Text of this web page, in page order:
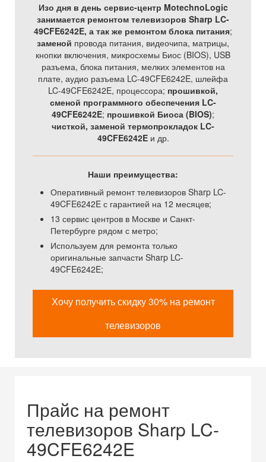
Изо дня в день сервис-центр MotechnoLogic
занимается ремонтом телевизоров Sharp LC-
49CFE6242E, а так же ремонтом блока питания;
заменой провода питания, видеочипа, матрицы,
кнопки включения, микросхемы Биос (BIOS), USB
разъема, блока питания, мелких элементов на
плате, аудио разъема LC-49CFE6242E, шлейфа
LC-49CFE6242E, процессора; прошивкой,
сменой программного обеспечения LC-
49CFE6242E; прошивкой Биоса (BIOS);
чисткой, заменой термопрокладок LC-
49CFE6242Eи др.
Наши преимущества:
Оперативный ремонт телевизоров Sharp LC-
49CFE6242E с гарантией на 12 месяцев;
13 сервис центров в Москве и Санкт-
Петербурге рядом с метро;
Используем для ремонта только
оригинальные запчасти Sharp LC-
49CFE6242E;
Хочу получить скидку 30% на ремонт
телевизоров
Прайс на ремонт
телевизоров Sharp LC-
49CFE6242E